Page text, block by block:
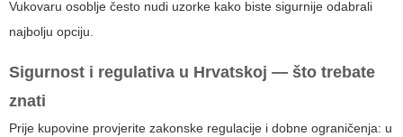
Vukovaru osoblje često nudi uzorke kako biste sigurnije odabrali
najbolju opciju.
Sigurnost i regulativa u Hrvatskoj — što trebate
znati
Prije kupovine provjerite zakonske regulacije i dobne ograničenja: u